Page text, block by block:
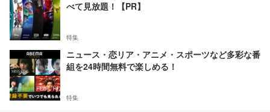
べて見放題！【PR】
特集
ニュース・恋リア・アニメ・スポーツなど多彩な番
組を24時間無料で楽しめる！
特集